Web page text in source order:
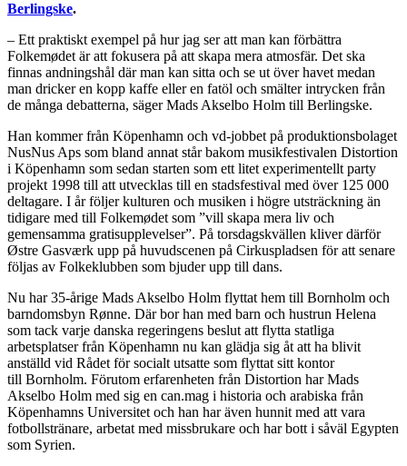
Berlingske.
– Ett praktiskt exempel på hur jag ser att man kan förbättra
Folkemødet är att fokusera på att skapa mera atmosfär. Det ska
finnas andningshål där man kan sitta och se ut över havet medan
man dricker en kopp kaffe eller en fatöl och smälter intrycken från
de många debatterna, säger Mads Akselbo Holm till Berlingske.
Han kommer från Köpenhamn och vd-jobbet på produktionsbolaget
NusNus Aps som bland annat står bakom musikfestivalen Distortion
i Köpenhamn som sedan starten som ett litet experimentellt party
projekt 1998 till att utvecklas till en stadsfestival med över 125 000
deltagare. I år följer kulturen och musiken i högre utsträckning än
tidigare med till Folkemødet som ”vill skapa mera liv och
gemensamma gratisupplevelser”. På torsdagskvällen kliver därför
Østre Gasværk upp på huvudscenen på Cirkuspladsen för att senare
följas av Folkeklubben som bjuder upp till dans.
Nu har 35-årige Mads Akselbo Holm flyttat hem till Bornholm och
barndomsbyn Rønne. Där bor han med barn och hustrun Helena
som tack varje danska regeringens beslut att flytta statliga
arbetsplatser från Köpenhamn nu kan glädja sig åt att ha blivit
anställd vid Rådet för socialt utsatte som flyttat sitt kontor
till Bornholm. Förutom erfarenheten från Distortion har Mads
Akselbo Holm med sig en can.mag i historia och arabiska från
Köpenhamns Universitet och han har även hunnit med att vara
fotbollstränare, arbetat med missbrukare och har bott i såväl Egypten
som Syrien.